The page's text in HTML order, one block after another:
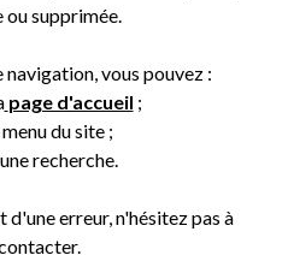
ou supprimée.
vous pouvez :
page d'accueil ;
du site ;
recherche.
d'une erreur, n'hésitez pas à